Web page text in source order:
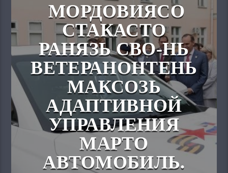
МОРДОВИЯСО
СТАКАСТО
РАНЯЗЬ СВО-НЬ
ВЕТЕРАНОНТЕНЬ
МАКСОЗЬ
АДАПТИВНОЙ
УПРАВЛЕНИЯ
МАРТО
АВТОМОБИЛЬ.